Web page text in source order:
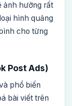
ảnh hưởng rất
hình quảng
cho từng
Post Ads)
phổ biến
bài viết trên